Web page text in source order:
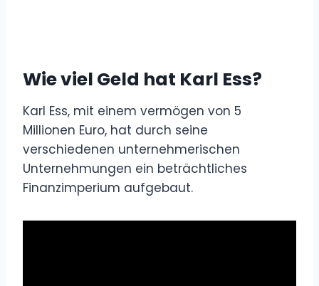
Wie viel Geld hat Karl Ess?
Karl Ess, mit einem vermögen von 5
Millionen Euro, hat durch seine
verschiedenen unternehmerischen
Unternehmungen ein beträchtliches
Finanzimperium aufgebaut.